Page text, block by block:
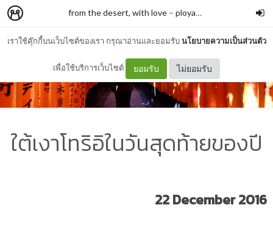
เราใช้คุ๊กกี้บนเว็บไซต์ของเรา กรุณาอ่านและยอมรับนโยบายความเป็นส่วนตัว
เพื่อใช้บริการเว็บไซต์ ยอมรับ ไม่ยอมรับ
from the desert, with love – ployapha.j
ใต้เงาโทริอิในวันสุดท้ายของปี
22 December 2016